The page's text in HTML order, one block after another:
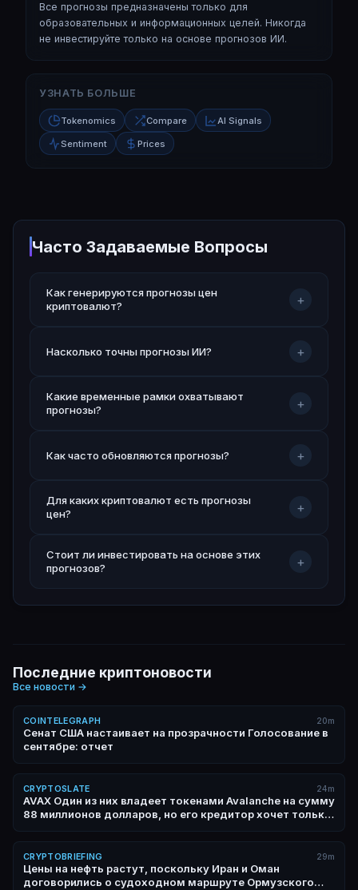
Все прогнозы предназначены только для
образовательных и информационных целей. Никогда
не инвестируйте только на основе прогнозов ИИ.
УЗНАТЬ БОЛЬШЕ
Tokenomics Compare AI Signals
Sentiment Prices
Часто Задаваемые Вопросы
Как генерируются прогнозы цен
криптовалют?
+
Насколько точны прогнозы ИИ? +
Какие временные рамки охватывают
прогнозы?
+
Как часто обновляются прогнозы? +
Для каких криптовалют есть прогнозы
цен?
+
Стоит ли инвестировать на основе этих
прогнозов?
+
Последние криптоновости
Все новости →
COINTELEGRAPH 20m
Сенат США настаивает на прозрачности Голосование в
сентябре: отчет
CRYPTOSLATE 24m
AVAX Один из них владеет токенами Avalanche на сумму
88 миллионов долларов, но его кредитор хочет только
CRYPTOBRIEFING 29m
Цены на нефть растут, поскольку Иран и Оман
договорились о судоходном маршруте Ормузского